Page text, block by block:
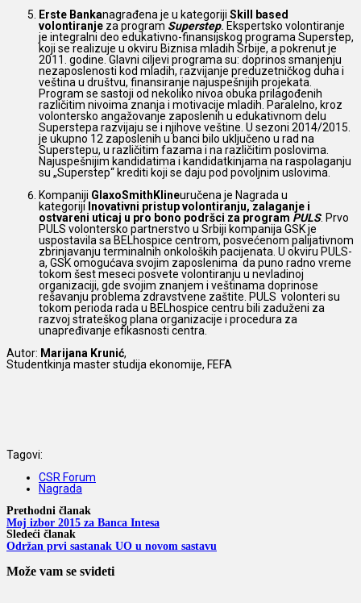
Erste Bankanagrađena je u kategoriji Skill based
volontiranje za program Superstep. Ekspertsko volontiranje
je integralni deo edukativno-finansijskog programa Superstep,
koji se realizuje u okviru Biznisa mladih Srbije, a pokrenut je
2011. godine. Glavni ciljevi programa su: doprinos smanjenju
nezaposlenosti kod mladih, razvijanje preduzetničkog duha i
veština u društvu, finansiranje najuspešnijih projekata.
Program se sastoji od nekoliko nivoa obuka prilagođenih
različitim nivoima znanja i motivacije mladih. Paralelno, kroz
volontersko angažovanje zaposlenih u edukativnom delu
Superstepa razvijaju se i njihove veštine. U sezoni 2014/2015.
je ukupno 12 zaposlenih u banci bilo uključeno u rad na
Superstepu, u različitim fazama i na različitim poslovima.
Najuspešnijim kandidatima i kandidatkinjama na raspolaganju
su „Superstep“ krediti koji se daju pod povoljnim uslovima.
Kompaniji GlaxoSmithKlineuručena je Nagrada u
kategoriji Inovativni pristup volontiranju, zalaganje i
ostvareni uticaj u pro bono podršci za program PULS. Prvo
PULS volontersko partnerstvo u Srbiji kompanija GSK je
uspostavila sa BELhospice centrom, posvećenom palijativnom
zbrinjavanju terminalnih onkoloških pacijenata. U okviru PULS-
a, GSK omogućava svojim zaposlenima da puno radno vreme
tokom šest meseci posvete volontiranju u nevladinoj
organizaciji, gde svojim znanjem i veštinama doprinose
rešavanju problema zdravstvene zaštite. PULS volonteri su
tokom perioda rada u BELhospice centru bili zaduženi za
razvoj strateškog plana organizacije i procedura za
unapređivanje efikasnosti centra.
Autor: Marijana Krunić,
Studentkinja master studija ekonomije, FEFA
Tagovi:
CSR Forum
Nagrada
Prethodni članak
Moj izbor 2015 za Banca Intesa
Sledeći članak
Održan prvi sastanak UO u novom sastavu
Može vam se svideti